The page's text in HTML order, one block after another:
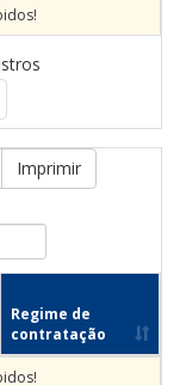
Imprimir
Regime de
contratação